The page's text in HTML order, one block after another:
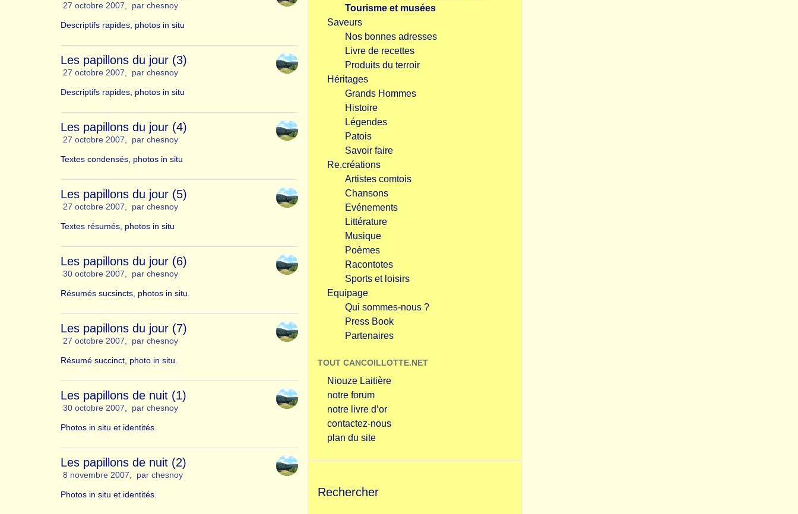
27 octobre 2007, par chesnoy
Descriptifs rapides, photos in situ
Les papillons du jour (3)
27 octobre 2007, par chesnoy
Descriptifs rapides, photos in situ
Les papillons du jour (4)
27 octobre 2007, par chesnoy
Textes condensés, photos in situ
Les papillons du jour (5)
27 octobre 2007, par chesnoy
Textes résumés, photos in situ
Les papillons du jour (6)
30 octobre 2007, par chesnoy
Résumés sucsincts, photos in situ.
Les papillons du jour (7)
27 octobre 2007, par chesnoy
Résumé succinct, photo in situ.
Les papillons de nuit (1)
30 octobre 2007, par chesnoy
Photos in situ et identités.
Les papillons de nuit (2)
8 novembre 2007, par chesnoy
Photos in situ et identités.
Tourisme et musées
Saveurs
Nos bonnes adresses
Livre de recettes
Produits du terroir
Héritages
Grands Hommes
Histoire
Légendes
Patois
Savoir faire
Re.créations
Artistes comtois
Chansons
Evénements
Littérature
Musique
Poèmes
Racontotes
Sports et loisirs
Equipage
Qui sommes-nous ?
Press Book
Partenaires
TOUT CANCOILLOTTE.NET
Niouze Laitière
notre forum
notre livre d’or
contactez-nous
plan du site
Rechercher